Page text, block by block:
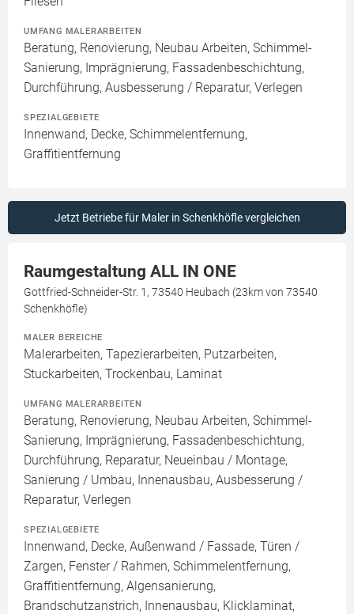
UMFANG MALERARBEITEN
Beratung, Renovierung, Neubau Arbeiten, Schimmel-
Sanierung, Imprägnierung, Fassadenbeschichtung,
Durchführung, Ausbesserung / Reparatur, Verlegen
SPEZIALGEBIETE
Innenwand, Decke, Schimmelentfernung,
Graffitientfernung
Jetzt Betriebe für Maler in Schenkhöfle vergleichen
Raumgestaltung ALL IN ONE
Gottfried-Schneider-Str. 1, 73540 Heubach (23km von 73540
Schenkhöfle)
MALER BEREICHE
Malerarbeiten, Tapezierarbeiten, Putzarbeiten,
Stuckarbeiten, Trockenbau, Laminat
UMFANG MALERARBEITEN
Beratung, Renovierung, Neubau Arbeiten, Schimmel-
Sanierung, Imprägnierung, Fassadenbeschichtung,
Durchführung, Reparatur, Neueinbau / Montage,
Sanierung / Umbau, Innenausbau, Ausbesserung /
Reparatur, Verlegen
SPEZIALGEBIETE
Innenwand, Decke, Außenwand / Fassade, Türen /
Zargen, Fenster / Rahmen, Schimmelentfernung,
Graffitientfernung, Algensanierung,
Brandschutzanstrich, Innenausbau, Klicklaminat,